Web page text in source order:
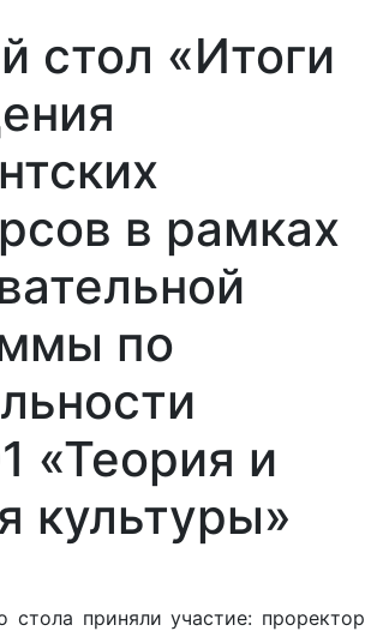
стол «Итоги
в рамках
по
«Теория и
культуры»
стола приняли участие: проректор